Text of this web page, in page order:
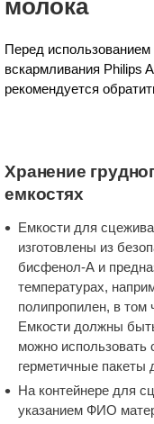
молока
Перед использованием
вскармливания Philips
рекомендуется
Хранение
емкостях
Емкости для
изготовлены из
бисфенол-А и
температурах,
полипропилен, в том
Емкости должны
можно использовать
герметичные пакеты
На контейнере для
указанием ФИО